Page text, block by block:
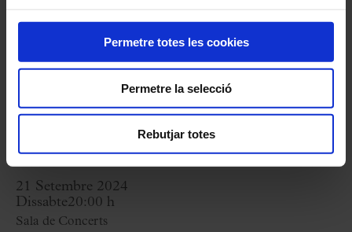
Permetre totes les cookies
Permetre la selecció
Rebutjar totes
R. SOUTULLO I J. VERT:
Alonso
Granada
21 Setembre 2024
Dissabte20:00 h
Sala de Concerts